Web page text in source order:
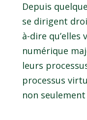
Depuis
se dirigent
à-dire
numérique
leurs
processus
non